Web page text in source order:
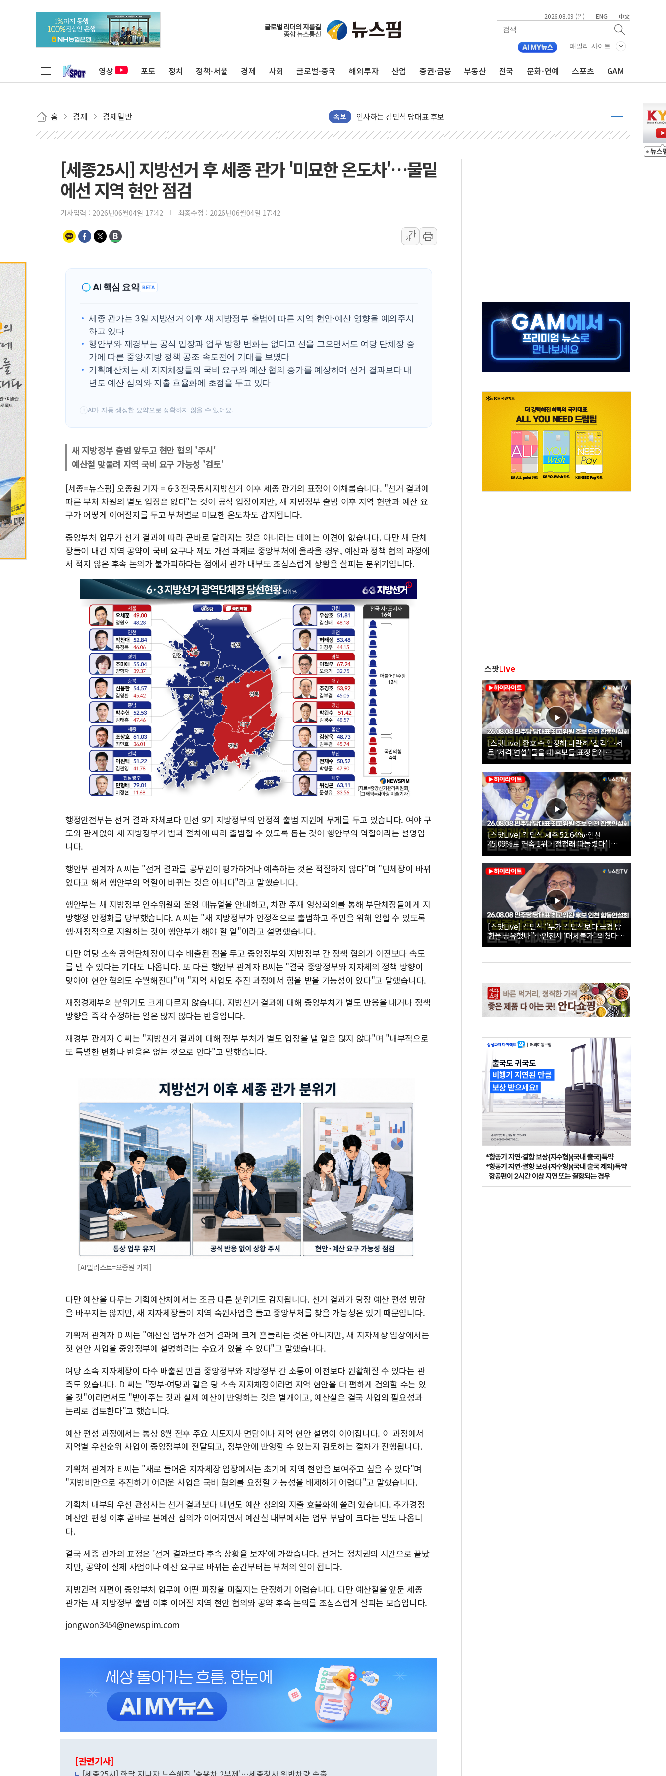
2026.08.09 (일) | ENG | 中文
패밀리 사이트
영상 포토 정치 정책·서울 경제 사회 글로벌·중국 해외투자 산업 증권·금융 부동산 전국 문화·연예 스포츠 GAM
홈 경제 경제일반 속보
포항시 재난예산 40억 긴급 투입…고수온 양식장 복구·지원 '총력'
울진·영덕 '호우특보'-포항 '산사태 주의보'...경북도, 호우 피해·통제구간 없어
인천 합동연설회 나선 송영길·정청래·김민석 당대표 후보
김민석, 2주차 제주·인천 경선서 정청래에 승리...47.75% vs 42.08%
[속보] 민주, 제주·인천 경선 결과 발표...김민석 47.75% 정청래 42.08%
[속보] 민주, 인천 경선 결과 발표...김민석 45.09% 정청래 43.27% 송영길 11.63%
이번주 국내 주요 금융일정(8.10~8.14)
美, 이란전 출구전략 만지작…공습 한계·탄약 부족 현실화
李대통령 "결혼 때문에 손해 보는 일 없게"…'결혼 페널티' 22개 과제 손본다
여수 오동도 인근 해상서 모터보트 전복…1명 사망·1명 실종
'화합' 꺼낸 김민석에 '뻔뻔' 받아친 정청래…제주 연설서 신경전 고조
[세종25시] 지방선거 후 세종 관가 '미묘한 온도차'…물밑
에선 지역 현안 점검
기사입력 : 2026년06월04일 17:42 최종수정 : 2026년06월04일 17:42
가
가
AI 핵심 요약 BETA
세종 관가는 3일 지방선거 이후 새 지방정부 출범에 따른 지역 현안·예산 영향을 예의주시
하고 있다
행안부와 재경부는 공식 입장과 업무 방향 변화는 없다고 선을 그으면서도 여당 단체장 증
가에 따른 중앙·지방 정책 공조 속도전에 기대를 보였다
기획예산처는 새 지자체장들의 국비 요구와 예산 협의 증가를 예상하며 선거 결과보다 내
년도 예산 심의와 지출 효율화에 초점을 두고 있다
! AI가 자동 생성한 요약으로 정확하지 않을 수 있어요.
새 지방정부 출범 앞두고 현안 협의 '주시'
예산철 맞물려 지역 국비 요구 가능성 '검토'
[세종=뉴스핌] 오종원 기자 = 6·3 전국동시지방선거 이후 세종 관가의 표정이 이채롭습니다. "선거 결과에
따른 부처 차원의 별도 입장은 없다"는 것이 공식 입장이지만, 새 지방정부 출범 이후 지역 현안과 예산 요
구가 어떻게 이어질지를 두고 부처별로 미묘한 온도차도 감지됩니다.
중앙부처 업무가 선거 결과에 따라 곧바로 달라지는 것은 아니라는 데에는 이견이 없습니다. 다만 새 단체
장들이 내건 지역 공약이 국비 요구나 제도 개선 과제로 중앙부처에 올라올 경우, 예산과 정책 협의 과정에
서 적지 않은 후속 논의가 불가피하다는 점에서 관가 내부도 조심스럽게 상황을 살피는 분위기입니다.
행정안전부는 선거 결과 자체보다 민선 9기 지방정부의 안정적 출범 지원에 무게를 두고 있습니다. 여야 구
도와 관계없이 새 지방정부가 법과 절차에 따라 출범할 수 있도록 돕는 것이 행안부의 역할이라는 설명입
니다.
행안부 관계자 A 씨는 "선거 결과를 공무원이 평가하거나 예측하는 것은 적절하지 않다"며 "단체장이 바뀌
었다고 해서 행안부의 역할이 바뀌는 것은 아니다"라고 말했습니다.
행안부는 새 지방정부 인수위원회 운영 매뉴얼을 안내하고, 차관 주재 영상회의를 통해 부단체장들에게 지
방행정 안정화를 당부했습니다. A 씨는 "새 지방정부가 안정적으로 출범하고 주민을 위해 일할 수 있도록
행·재정적으로 지원하는 것이 행안부가 해야 할 일"이라고 설명했습니다.
다만 여당 소속 광역단체장이 다수 배출된 점을 두고 중앙정부와 지방정부 간 정책 협의가 이전보다 속도
를 낼 수 있다는 기대도 나옵니다. 또 다른 행안부 관계자 B씨는 "결국 중앙정부와 지자체의 정책 방향이
맞아야 현안 협의도 수월해진다"며 "지역 사업도 추진 과정에서 힘을 받을 가능성이 있다"고 말했습니다.
재정경제부의 분위기도 크게 다르지 않습니다. 지방선거 결과에 대해 중앙부처가 별도 반응을 내거나 정책
방향을 즉각 수정하는 일은 많지 않다는 반응입니다.
재경부 관계자 C 씨는 "지방선거 결과에 대해 정부 부처가 별도 입장을 낼 일은 많지 않다"며 "내부적으로
도 특별한 변화나 반응은 없는 것으로 안다"고 말했습니다.
[AI일러스트=오종원 기자]
다만 예산을 다루는 기획예산처에서는 조금 다른 분위기도 감지됩니다. 선거 결과가 당장 예산 편성 방향
을 바꾸지는 않지만, 새 지자체장들이 지역 숙원사업을 들고 중앙부처를 찾을 가능성은 있기 때문입니다.
기획처 관계자 D 씨는 "예산실 업무가 선거 결과에 크게 흔들리는 것은 아니지만, 새 지자체장 입장에서는
첫 현안 사업을 중앙정부에 설명하려는 수요가 있을 수 있다"고 말했습니다.
여당 소속 지자체장이 다수 배출된 만큼 중앙정부와 지방정부 간 소통이 이전보다 원활해질 수 있다는 관
측도 있습니다. D 씨는 "정부·여당과 같은 당 소속 지자체장이라면 지역 현안을 더 편하게 건의할 수는 있
을 것"이라면서도 "받아주는 것과 실제 예산에 반영하는 것은 별개이고, 예산실은 결국 사업의 필요성과
논리로 검토한다"고 했습니다.
예산 편성 과정에서는 통상 8월 전후 주요 시도지사 면담이나 지역 현안 설명이 이어집니다. 이 과정에서
지역별 우선순위 사업이 중앙정부에 전달되고, 정부안에 반영할 수 있는지 검토하는 절차가 진행됩니다.
기획처 관계자 E 씨는 "새로 들어온 지자체장 입장에서는 초기에 지역 현안을 보여주고 싶을 수 있다"며
"지방비만으로 추진하기 어려운 사업은 국비 협의를 요청할 가능성을 배제하기 어렵다"고 말했습니다.
기획처 내부의 우선 관심사는 선거 결과보다 내년도 예산 심의와 지출 효율화에 쏠려 있습니다. 추가경정
예산안 편성 이후 곧바로 본예산 심의가 이어지면서 예산실 내부에서는 업무 부담이 크다는 말도 나옵니
다.
결국 세종 관가의 표정은 '선거 결과보다 후속 상황을 보자'에 가깝습니다. 선거는 정치권의 시간으로 끝났
지만, 공약이 실제 사업이나 예산 요구로 바뀌는 순간부터는 부처의 일이 됩니다.
지방권력 재편이 중앙부처 업무에 어떤 파장을 미칠지는 단정하기 어렵습니다. 다만 예산철을 앞둔 세종
관가는 새 지방정부 출범 이후 이어질 지역 현안 협의와 공약 후속 논의를 조심스럽게 살피는 모습입니다.
jongwon3454@newspim.com
[관련기사]
[세종25시] 한달 지나자 느슨해진 '승용차 2부제'…세종청사 위반차량 속출
스팟Live
[스팟Live] 환호 속 입장해 나란히 ‘찰칵’…서
로 ‘저격 연설’ 들을 때 후보들 표정은? |
26.08.08 더불어민주당 당대표·최고위원 후
보 인천 합동연설회
[스팟Live] 김민석 제주 52.64%·인천
45.09%로 연속 1위…정청래 따돌렸다’ |
26.08.08 더불어민주당 당대표·최고위원 후
보 인천 합동연설회
[스팟Live] 김민석 “누가 김민석보다 국정 방
향을 공유했나”…인천서 ‘대체불가’ 외쳤다 |
26.08.08 더불어민주당 당대표·최고위원 후